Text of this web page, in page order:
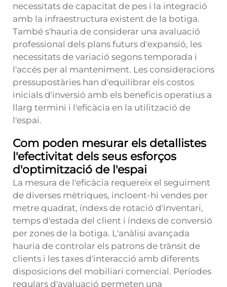
necessitats de capacitat de pes i la integració
amb la infraestructura existent de la botiga.
També s'hauria de considerar una avaluació
professional dels plans futurs d'expansió, les
necessitats de variació segons temporada i
l'accés per al manteniment. Les consideracions
pressupostàries han d'equilibrar els costos
inicials d'inversió amb els beneficis operatius a
llarg termini i l'eficàcia en la utilització de
l'espai.
Com poden mesurar els detallistes
l'efectivitat dels seus esforços
d'optimització de l'espai
La mesura de l'eficàcia requereix el seguiment
de diverses mètriques, incloent-hi vendes per
metre quadrat, índexs de rotació d'inventari,
temps d'estada del client i índexs de conversió
per zones de la botiga. L'anàlisi avançada
hauria de controlar els patrons de trànsit de
clients i les taxes d'interacció amb diferents
disposicions del mobiliari comercial. Períodes
regulars d'avaluació permeten una